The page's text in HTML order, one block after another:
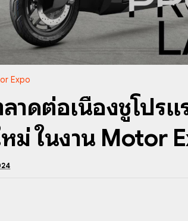
Expo
าดต่อเนื่องชูโปร
หม่ ในงาน Motor